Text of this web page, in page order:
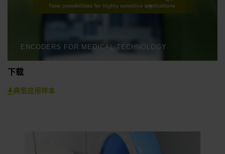
ENCODERS FOR MEDICAL TECHNOLOGY
下载
典型应用样本